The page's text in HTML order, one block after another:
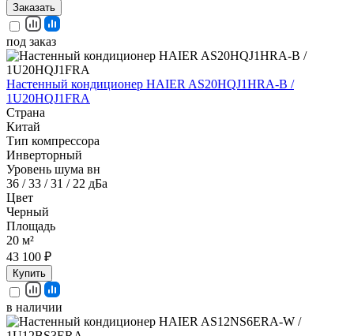
Заказать
под заказ
Настенный кондиционер HAIER AS20HQJ1HRA-B /
1U20HQJ1FRA
Страна
Китай
Тип компрессора
Инверторный
Уровень шума вн
36 / 33 / 31 / 22 дБа
Цвет
Черный
Площадь
20 м²
43 100 ₽
Купить
в наличии